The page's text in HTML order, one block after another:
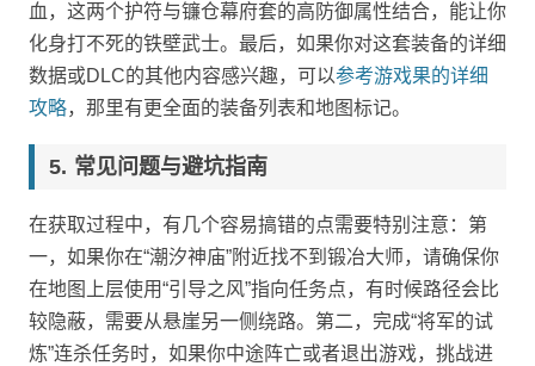
血，这两个护符与镰仓幕府套的高防御属性结合，能让你
化身打不死的铁壁武士。最后，如果你对这套装备的详细
数据或DLC的其他内容感兴趣，可以参考游戏果的详细
攻略，那里有更全面的装备列表和地图标记。
常见问题与避坑指南
在获取过程中，有几个容易搞错的点需要特别注意：第
一，如果你在“潮汐神庙”附近找不到锻冶大师，请确保你
在地图上层使用“引导之风”指向任务点，有时候路径会比
较隐蔽，需要从悬崖另一侧绕路。第二，完成“将军的试
炼”连杀任务时，如果你中途阵亡或者退出游戏，挑战进